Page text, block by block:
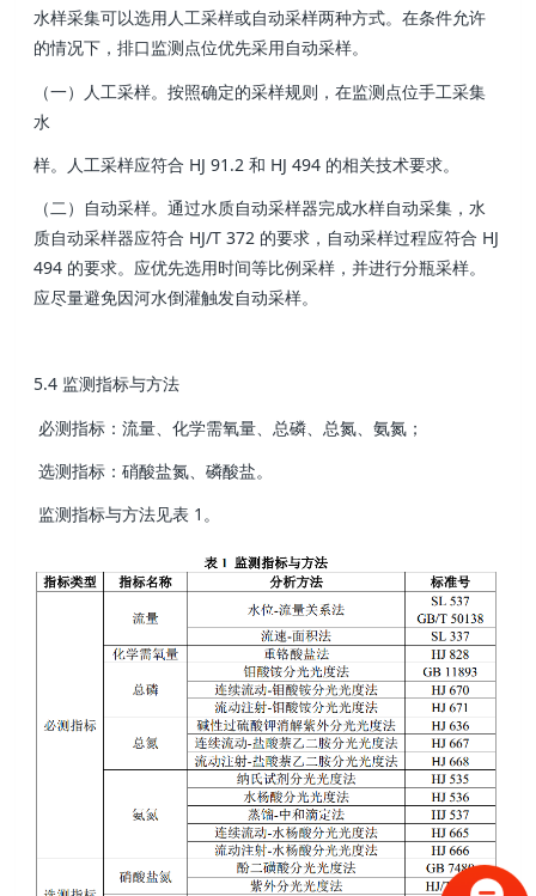
水样采集可以选用人工采样或自动采样两种方式。在条件允许
的情况下，排口监测点位优先采用自动采样。
（一）人工采样。按照确定的采样规则，在监测点位手工采集
水
样。人工采样应符合 HJ 91.2 和 HJ 494 的相关技术要求。
（二）自动采样。通过水质自动采样器完成水样自动采集，水
质自动采样器应符合 HJ/T 372 的要求，自动采样过程应符合 HJ
494 的要求。应优先选用时间等比例采样，并进行分瓶采样。
应尽量避免因河水倒灌触发自动采样。
5.4 监测指标与方法
必测指标：流量、化学需氧量、总磷、总氮、氨氮；
选测指标：硝酸盐氮、磷酸盐。
监测指标与方法见表 1。